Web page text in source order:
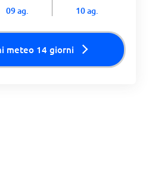
09 ag. 10 ag.
meteo 14 giorni